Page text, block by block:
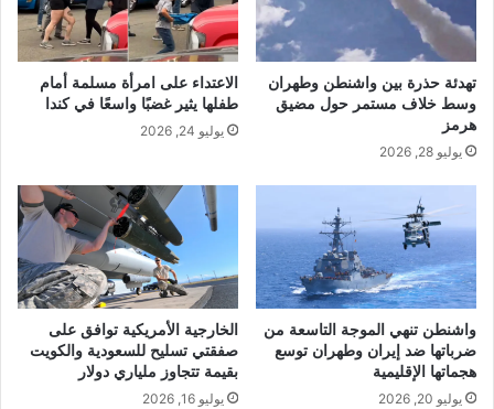
تهدئة حذرة بين واشنطن وطهران
وسط خلاف مستمر حول مضيق
هرمز
يوليو 28, 2026
الاعتداء على امرأة مسلمة أمام
طفلها يثير غضبًا واسعًا في كندا
يوليو 24, 2026
واشنطن تنهي الموجة التاسعة من
ضرباتها ضد إيران وطهران توسع
هجماتها الإقليمية
يوليو 20, 2026
الخارجية الأمريكية توافق على
صفقتي تسليح للسعودية والكويت
بقيمة تتجاوز ملياري دولار
يوليو 16, 2026